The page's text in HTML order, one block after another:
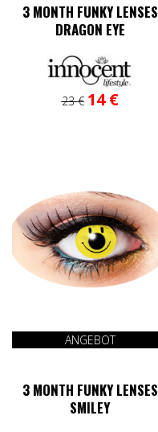
3 MONTH FUNKY LENSES
DRAGON EYE
23€ Ursprünglicher
14€Aktueller
ANGEBOT
3 MONTH FUNKY LENSES
SMILEY